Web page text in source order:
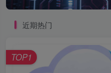
近期热门
TOP1